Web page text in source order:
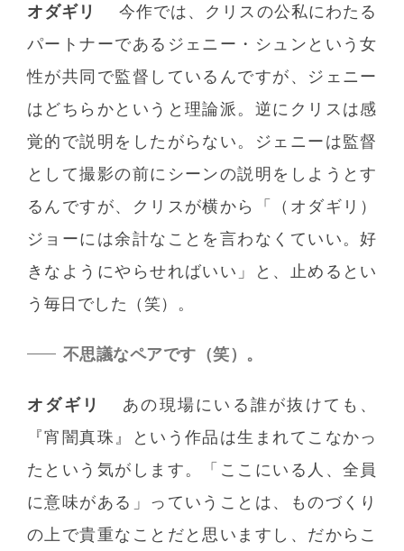
オダギリ
今作では、クリスの公私にわたる
パートナーであるジェニー・シュンという女
性が共同で監督しているんですが、ジェニー
はどちらかというと理論派。逆にクリスは感
覚的で説明をしたがらない。ジェニーは監督
として撮影の前にシーンの説明をしようとす
るんですが、クリスが横から「（オダギリ）
ジョーには余計なことを言わなくていい。好
きなようにやらせればいい」と、止めるとい
う毎日でした（笑）。
不思議なペアです（笑）。
オダギリ
あの現場にいる誰が抜けても、
『宵闇真珠』という作品は生まれてこなかっ
たという気がします。「ここにいる人、全員
に意味がある」っていうことは、ものづくり
の上で貴重なことだと思いますし、だからこ